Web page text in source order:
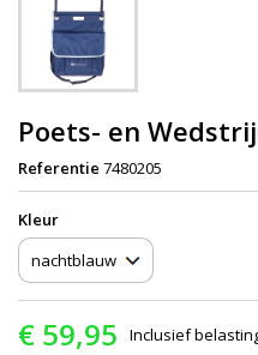
Poets- en
Referentie 7480205
Kleur
€ 59,95 Inclusief